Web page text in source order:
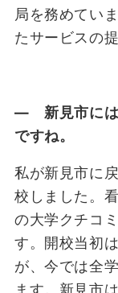
局を務めてい
たサービスの
― 新見市には
ですね。
私が新見市に
校しました。
の大学クチコ
す。開校当初
が、今では全